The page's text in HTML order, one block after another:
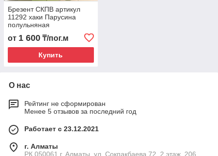
Брезент СКПВ артикул
11292 хаки Парусина
полульняная
от 1 600 ₸/пог.м
Купить
О нас
Рейтинг не сформирован
Менее 5 отзывов за последний год
Работает с 23.12.2021
г. Алматы
РК 050061 г. Алматы, ул. Сокпакбаева 72, 2 этаж, 206